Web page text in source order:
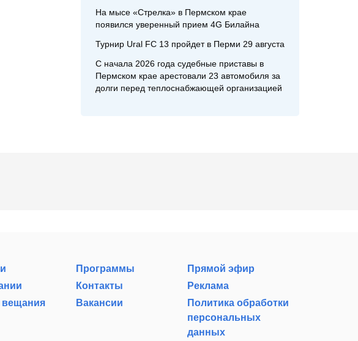
На мысе «Стрелка» в Пермском крае
появился уверенный прием 4G Билайна
Турнир Ural FC 13 пройдет в Перми 29 августа
С начала 2026 года судебные приставы в
Пермском крае арестовали 23 автомобиля за
долги перед теплоснабжающей организацией
Программы
Прямой эфир
Контакты
Реклама
вещания
Вакансии
Политика обработки
персональных
данных